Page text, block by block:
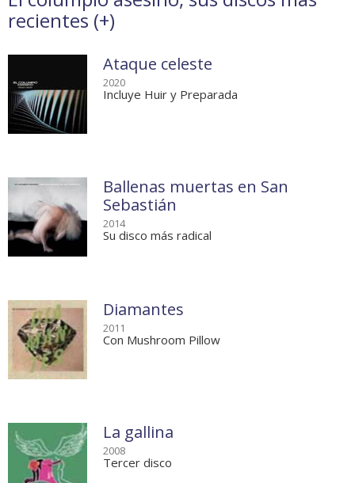
recientes (+)
Ataque celeste
2020
Incluye Huir y Preparada
Ballenas muertas en San
Sebastián
2014
Su disco más radical
Diamantes
2011
Con Mushroom Pillow
La gallina
2008
Tercer disco